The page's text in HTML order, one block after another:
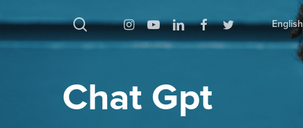
اضغط على Enter للبحث أو ESC للإغلاق
English
Twitter
Facebook
Linkedin
Youtube
Instagram بحث
Chat Gpt